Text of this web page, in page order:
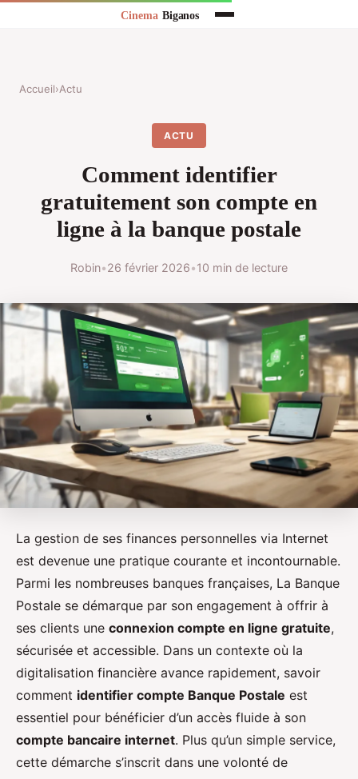
Accueil›Actu
ACTU
Comment identifier
gratuitement son compte en
ligne à la banque postale
Robin•26 février 2026•10 min de lecture
La gestion de ses finances personnelles via Internet
est devenue une pratique courante et incontournable.
Parmi les nombreuses banques françaises, La Banque
Postale se démarque par son engagement à offrir à
ses clients une connexion compte en ligne gratuite,
sécurisée et accessible. Dans un contexte où la
digitalisation financière avance rapidement, savoir
comment identifier compte Banque Postale est
essentiel pour bénéficier d’un accès fluide à son
compte bancaire internet. Plus qu’un simple service,
cette démarche s’inscrit dans une volonté de